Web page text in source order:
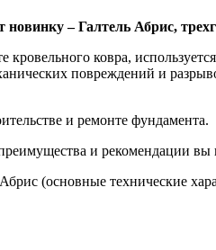
новинку –Галтель Абрис,
кровельного ковра,
повреждений и
и ремонте фундамента.
и рекомендации